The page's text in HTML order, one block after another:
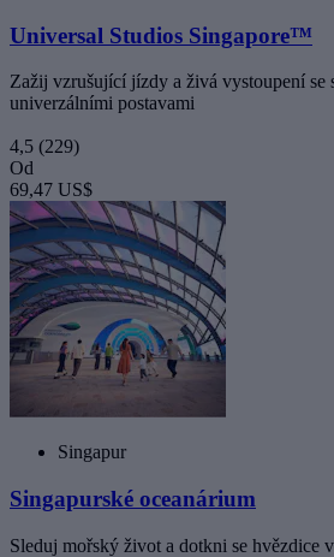
Universal Studios Singapore™
Zažij vzrušující jízdy a živá vystoupení
univerzálními postavami
4,5 (229)
Od
69,47 US$
Singapur
Singapurské oceanárium
Sleduj mořský život a dotkni se hvězdice